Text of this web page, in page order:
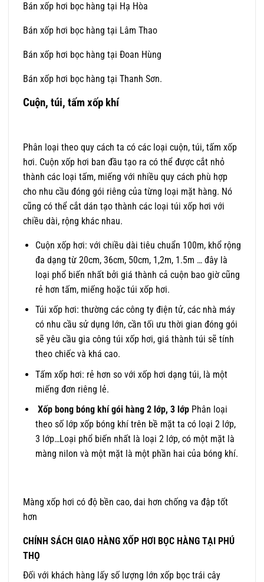
Bán xốp hơi bọc hàng tại Hạ Hòa
Bán xốp hơi bọc hàng tại Lâm Thao
Bán xốp hơi bọc hàng tại Đoan Hùng
Bán xốp hơi bọc hàng tại Thanh Sơn.
Cuộn, túi, tấm xốp khí
Phân loại theo quy cách ta có các loại cuộn, túi, tấm xốp
hơi. Cuộn xốp hơi ban đầu tạo ra có thể được cắt nhỏ
thành các loại tấm, miếng với nhiều quy cách phù hợp
cho nhu cầu đóng gói riêng của từng loại mặt hàng. Nó
cũng có thể cắt dán tạo thành các loại túi xốp hơi với
chiều dài, rộng khác nhau.
Cuộn xốp hơi: với chiều dài tiêu chuẩn 100m, khổ rộng
đa dạng từ 20cm, 36cm, 50cm, 1,2m, 1.5m … đây là
loại phổ biến nhất bởi giá thành cả cuộn bao giờ cũng
rẻ hơn tấm, miếng hoặc túi xốp hơi.
Túi xốp hơi: thường các công ty điện tử, các nhà máy
có nhu cầu sử dụng lớn, cần tối ưu thời gian đóng gói
sẽ yêu cầu gia công túi xốp hơi, giá thành túi sẽ tính
theo chiếc và khá cao.
Tấm xốp hơi: rẻ hơn so với xốp hơi dạng túi, là một
miếng đơn riêng lẻ.
Xốp bong bóng khí gói hàng 2 lớp, 3 lớp Phân loại
theo số lớp xốp bóng khí trên bề mặt ta có loại 2 lớp,
3 lớp…Loại phổ biến nhất là loại 2 lớp, có một mặt là
màng nilon và một mặt là một phần hai của bóng khí.
Màng xốp hơi có độ bền cao, dai hơn chống va đập tốt
hơn
CHÍNH SÁCH GIAO HÀNG XỐP HƠI BỌC HÀNG TẠI PHÚ
THỌ
Đối với khách hàng lấy số lượng lớn xốp bọc trái cây